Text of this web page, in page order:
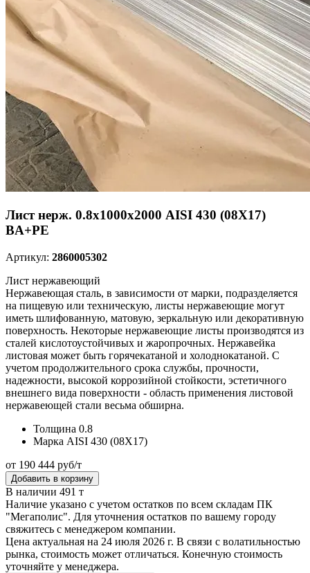
Лист нерж. 0.8х1000х2000 AISI 430 (08Х17)
BA+PE
Артикул: 2860005302
Лист нержавеющий
Нержавеющая сталь, в зависимости от марки, подразделяется
на пищевую или техническую, листы нержавеющие могут
иметь шлифованную, матовую, зеркальную или декоративную
поверхность. Некоторые нержавеющие листы производятся из
сталей кислотоустойчивых и жаропрочных. Нержавейка
листовая может быть горячекатаной и холоднокатаной. С
учетом продолжительного срока службы, прочности,
надежности, высокой коррозийной стойкости, эстетичного
внешнего вида поверхности - область применения листовой
нержавеющей стали весьма обширна.
Толщина 0.8
Марка AISI 430 (08Х17)
от 190 444 руб/т
Добавить в корзину
В наличии 491 т
Наличие указано с учетом остатков по всем складам ПК
"Мегаполис". Для уточнения остатков по вашему городу
свяжитесь с менеджером компании.
Цена актуальная на 24 июля 2026 г. В связи с волатильностью
рынка, стоимость может отличаться. Конечную стоимость
уточняйте у менеджера.